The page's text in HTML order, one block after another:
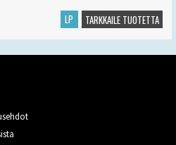
LP TARKKAILE TUOTETTA